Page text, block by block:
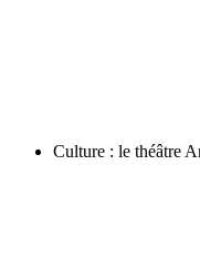
Culture : le théâtre